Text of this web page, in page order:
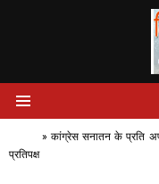
» कांग्रेस सनातन के प्रति
प्रतिपक्ष